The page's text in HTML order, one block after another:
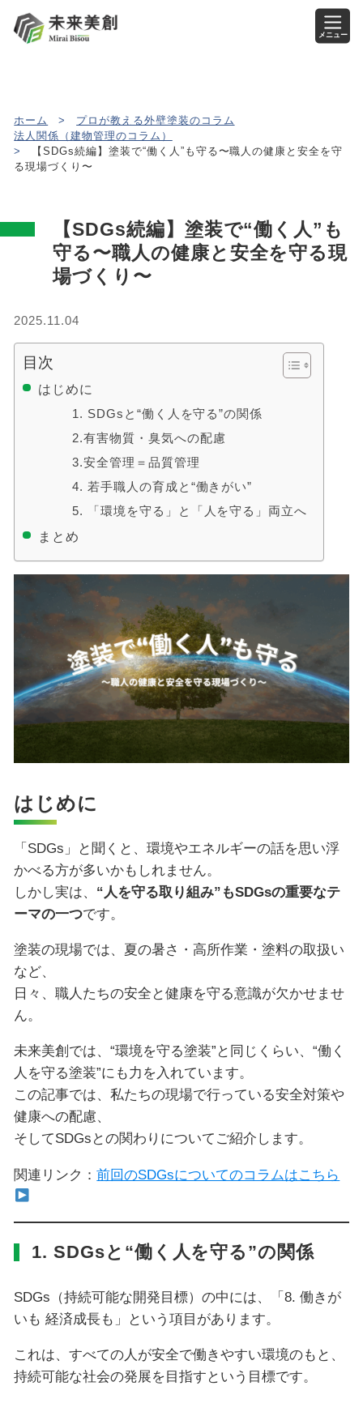
メニュー
ホーム >
プロが教える外壁塗装のコラム
法人関係（建物管理のコラム）
>
【SDGs続編】塗装で“働く人”も守る〜職人の健康と安全を守
る現場づくり〜
【SDGs続編】塗装で“働く人”も
守る〜職人の健康と安全を守る現
場づくり〜
2025.11.04
目次
はじめに
1. SDGsと“働く人を守る”の関係
2.有害物質・臭気への配慮
3.安全管理＝品質管理
4. 若手職人の育成と“働きがい”
5. 「環境を守る」と「人を守る」両立へ
まとめ
はじめに
「SDGs」と聞くと、環境やエネルギーの話を思い浮
かべる方が多いかもしれません。
しかし実は、 “人を守る取り組み”もSDGsの重要なテ
ーマの一つです。
塗装の現場では、夏の暑さ・高所作業・塗料の取扱い
など、
日々、職人たちの安全と健康を守る意識が欠かせませ
ん。
未来美創では、“環境を守る塗装”と同じくらい、“働く
人を守る塗装”にも力を入れています。
この記事では、私たちの現場で行っている安全対策や
健康への配慮、
そしてSDGsとの関わりについてご紹介します。
関連リンク：前回のSDGsについてのコラムはこちら
1. SDGsと“働く人を守る”の関係
SDGs（持続可能な開発目標）の中には、「8. 働きが
いも 経済成長も」という項目があります。
これは、すべての人が安全で働きやすい環境のもと、
持続可能な社会の発展を目指すという目標です。